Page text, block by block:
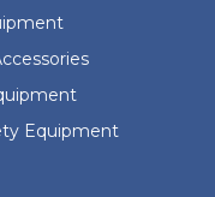
Equipment